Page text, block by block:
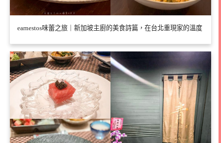
earnestos味蕾之旅｜新加坡主廚的美食詩篇，在台北重現家的溫度